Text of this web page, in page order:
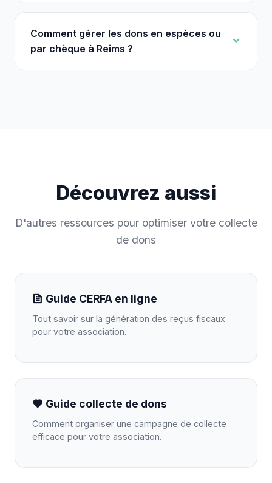
Comment gérer les dons en espèces ou
par chèque à Reims ?
Découvrez aussi
D'autres ressources pour optimiser votre collecte
de dons
Guide CERFA en ligne
Tout savoir sur la génération des reçus fiscaux
pour votre association.
Guide collecte de dons
Comment organiser une campagne de collecte
efficace pour votre association.